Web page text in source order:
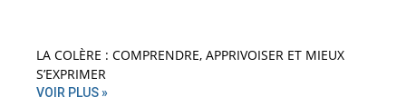
LA COLÈRE : COMPRENDRE, APPRIVOISER ET MIEUX
S’EXPRIMER
VOIR PLUS »